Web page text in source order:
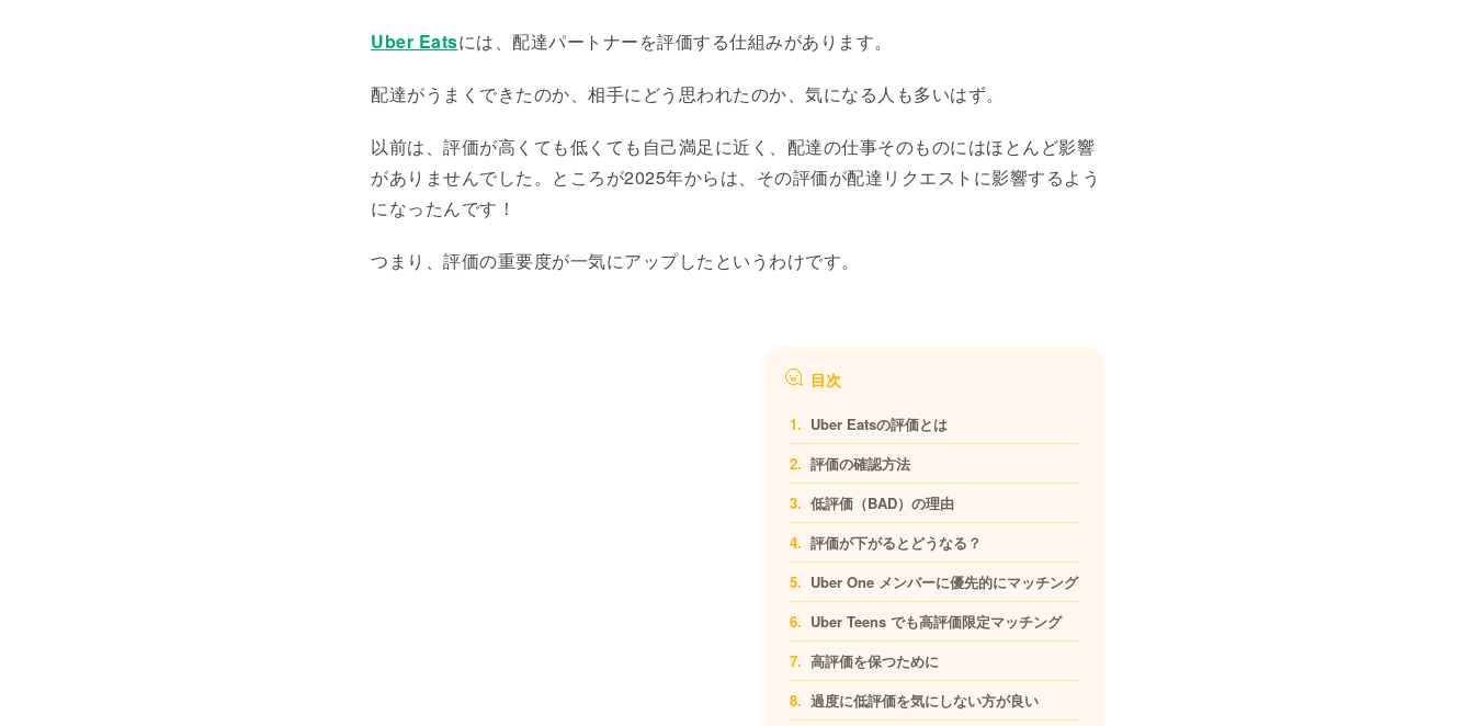
Uber Eatsには、配達パートナーを評価する仕組みがあります。
配達がうまくできたのか、相手にどう思われたのか、気になる人も多いはず。
以前は、評価が高くても低くても自己満足に近く、配達の仕事そのものにはほとんど影響
がありませんでした。ところが2025年からは、その評価が配達リクエストに影響するよう
になったんです！
つまり、評価の重要度が一気にアップしたというわけです。
目次
Uber Eatsの評価とは
評価の確認方法
低評価（BAD）の理由
評価が下がるとどうなる？
Uber One メンバーに優先的にマッチング
Uber Teens でも高評価限定マッチング
高評価を保つために
過度に低評価を気にしない方が良い